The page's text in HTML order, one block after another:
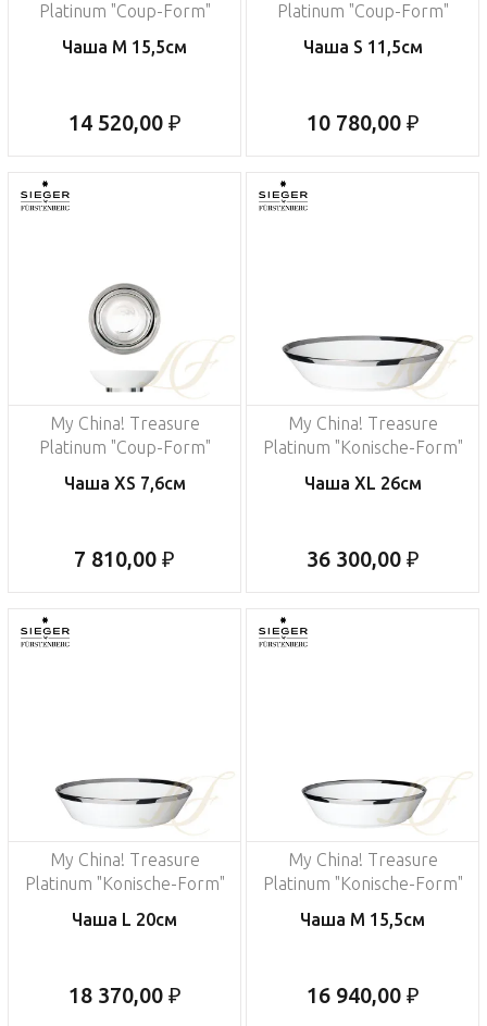
Platinum "Coup-Form"
Чаша M 15,5см
14 520,00 ₽
Platinum "Coup-Form"
Чаша S 11,5см
10 780,00 ₽
My China! Treasure
Platinum "Coup-Form"
Чаша XS 7,6см
7 810,00 ₽
My China! Treasure
Platinum "Konische-Form"
Чаша XL 26см
36 300,00 ₽
My China! Treasure
Platinum "Konische-Form"
Чаша L 20см
18 370,00 ₽
My China! Treasure
Platinum "Konische-Form"
Чаша M 15,5см
16 940,00 ₽